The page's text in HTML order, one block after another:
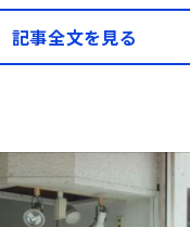
記事全文を見る